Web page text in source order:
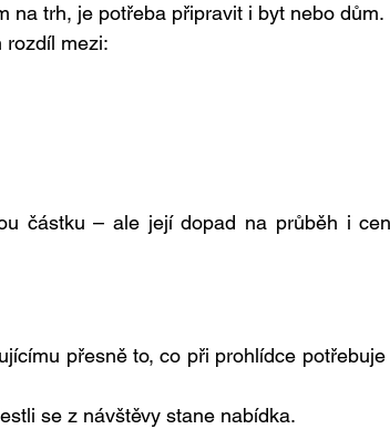
na trh, je potřeba připravit i byt nebo dům.
rozdíl mezi:
částku – ale její dopad na průběh i
se z návštěvy stane nabídka.